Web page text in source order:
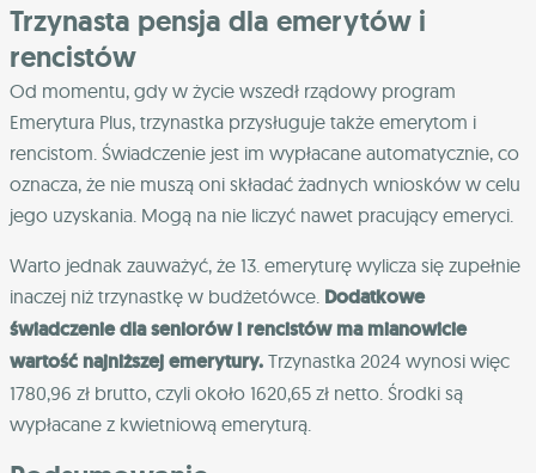
Trzynasta pensja dla emerytów i
rencistów
Od momentu, gdy w życie wszedł rządowy program
Emerytura Plus, trzynastka przysługuje także emerytom i
rencistom. Świadczenie jest im wypłacane automatycznie, co
oznacza, że nie muszą oni składać żadnych wniosków w celu
jego uzyskania. Mogą na nie liczyć nawet pracujący emeryci.
Warto jednak zauważyć, że 13. emeryturę wylicza się zupełnie
inaczej niż trzynastkę w budżetówce. Dodatkowe
świadczenie dla seniorów i rencistów ma mianowicie
wartość najniższej emerytury. Trzynastka 2024 wynosi więc
1780,96 zł brutto, czyli około 1620,65 zł netto. Środki są
wypłacane z kwietniową emeryturą.